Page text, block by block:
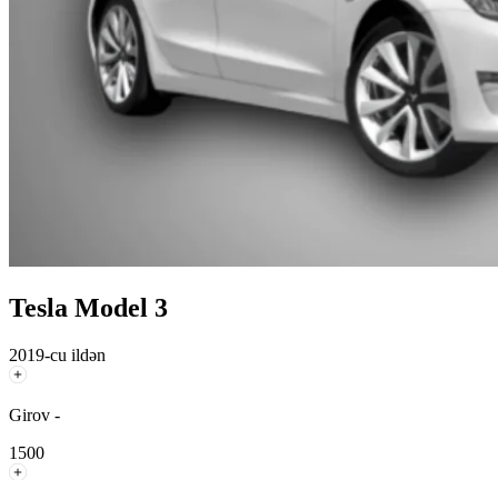
Tesla Model 3
2019-cu ildən
Girov -
1500